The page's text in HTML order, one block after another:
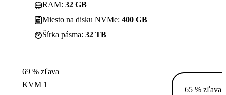
RAM: 32 GB
Miesto na disku NVMe: 400 GB
Šírka pásma: 32 TB
69 % zľava
KVM 1
65 % zľava